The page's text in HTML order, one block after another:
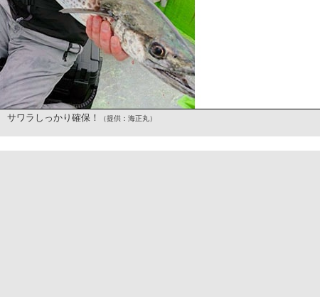
サワラしっかり確保！ （提供：海正丸）